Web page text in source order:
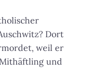
Dort
weil er
und